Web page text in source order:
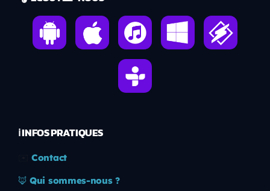
ℹ️ INFOS PRATIQUES
Contact
🦊 Qui sommes-nous ?